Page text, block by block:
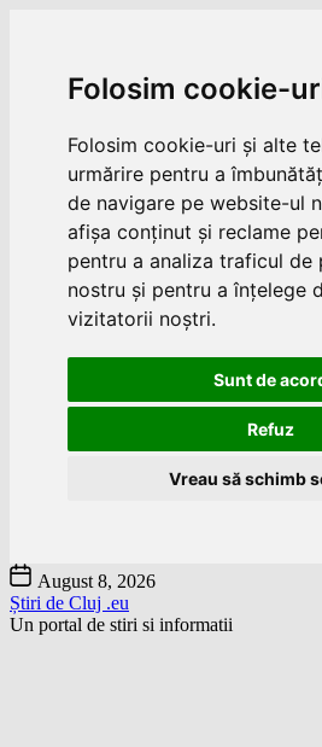
Folosim cookie-
Folosim cookie-uri și alte
urmărire pentru a
de navigare pe website-ul
afișa conținut și reclame
pentru a analiza traficul de
nostru și pentru a înțelege
vizitatorii noștri.
Sunt de
Refuz
Vreau să schimb
Skip
to
the
content
August 8, 2026
Știri de Cluj .eu
Un portal de stiri si informatii